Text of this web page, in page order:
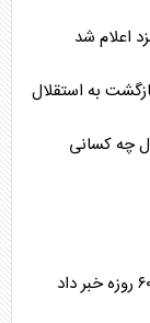
اعلام شد
به استقلال
والیبال چه کسانی